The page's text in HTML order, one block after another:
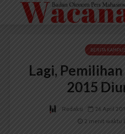
BERITA
Lagi,
2015
Redaksi 26 April
2 menit waktu